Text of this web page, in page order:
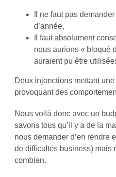
Il ne faut pas
d’année,
Il faut absolument
nous aurions « bloqué
auraient pu être
Deux injonctions mettant
provoquant des
Nous voilà donc avec un
savons tous qu’il y a de la
nous demander d’en rendre
de difficultés business) mais
combien.